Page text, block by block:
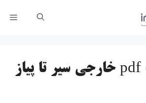
خرید کتاب pdf خارجی سیر تا پیاز